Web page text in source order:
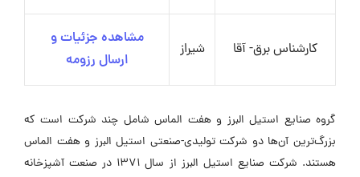
کارشناس برق- آقا شیراز
مشاهده جزئیات و
ارسال رزومه
گروه صنایع استیل البرز و هفت الماس شامل چند شرکت است که
بزرگ‌ترین آن‌ها دو شرکت تولیدی-صنعتی استیل البرز و هفت الماس
هستند. شرکت صنایع استیل البرز از سال 1371 در صنعت آشپزخانه